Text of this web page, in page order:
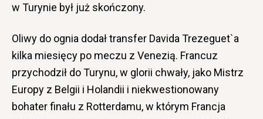
w Turynie był już skończony.
Oliwy do ognia dodał transfer Davida Trezeguet`a
kilka miesięcy po meczu z Venezią. Francuz
przychodził do Turynu, w glorii chwały, jako Mistrz
Europy z Belgii i Holandii i niekwestionowany
bohater finału z Rotterdamu, w którym Francja